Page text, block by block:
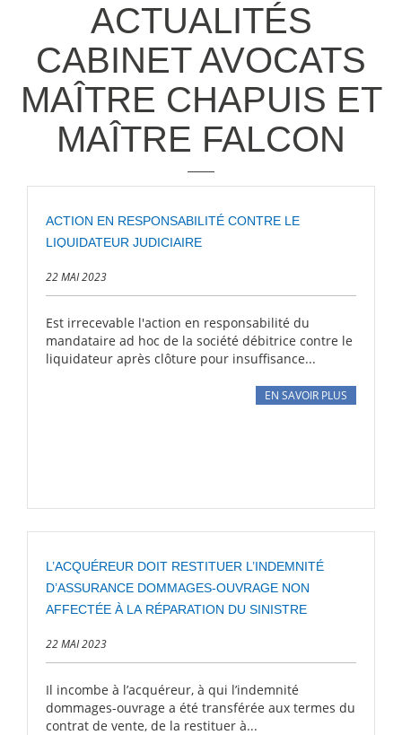
ACTUALITÉS
CABINET AVOCATS
MAÎTRE CHAPUIS ET
MAÎTRE FALCON
ACTION EN RESPONSABILITÉ CONTRE LE
LIQUIDATEUR JUDICIAIRE
22 MAI 2023
Est irrecevable l'action en responsabilité du
mandataire ad hoc de la société débitrice contre le
liquidateur après clôture pour insuffisance...
EN SAVOIR PLUS
L’ACQUÉREUR DOIT RESTITUER L’INDEMNITÉ
D’ASSURANCE DOMMAGES-OUVRAGE NON
AFFECTÉE À LA RÉPARATION DU SINISTRE
22 MAI 2023
Il incombe à l’acquéreur, à qui l’indemnité
dommages-ouvrage a été transférée aux termes du
contrat de vente, de la restituer à...